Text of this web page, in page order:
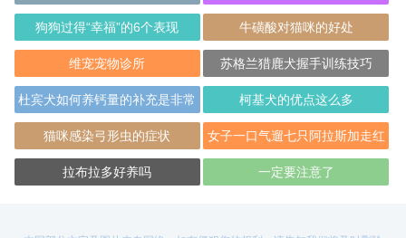
狗狗过得“幸福”的6个表现 牛磺酸对猫咪的好处
维宠宠物诊所 苏格兰猎鹿犬握手训练技巧
杜宾犬如何养钙量的补充是非常
重要的
柯基犬的优点这么多
猫咪感染弓形虫的症状 女子一口气遛七只阿拉斯加走红
拉布拉多好养吗 一定要注意了